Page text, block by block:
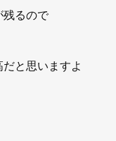
残るので
と思いますよ